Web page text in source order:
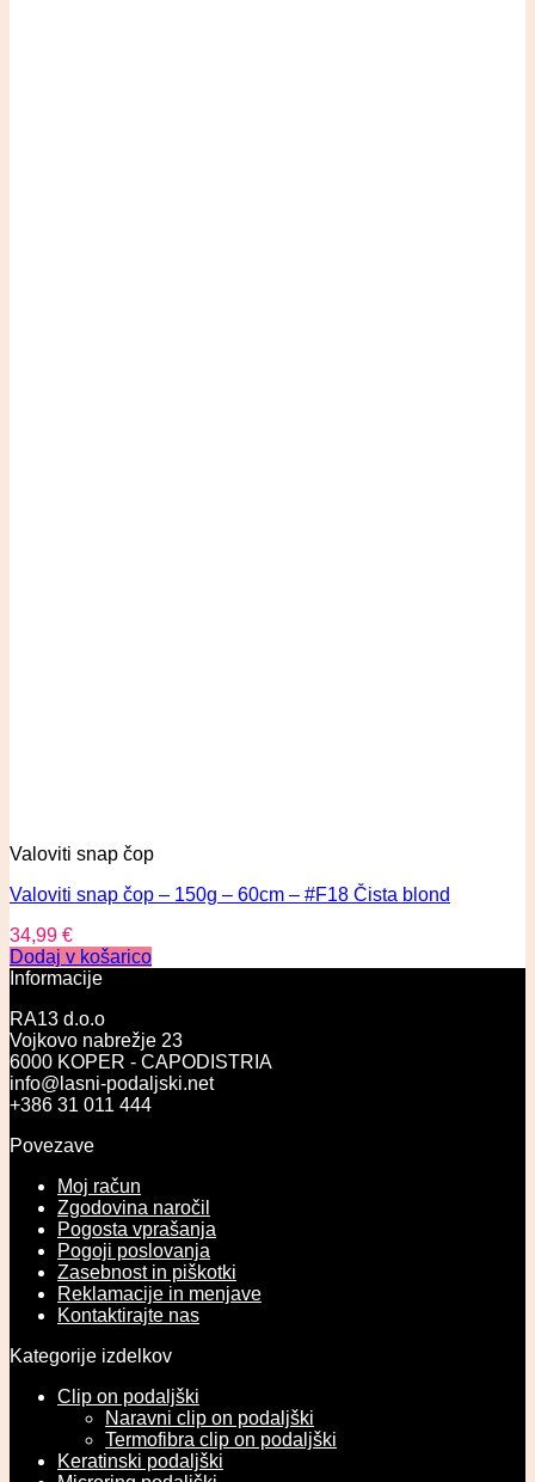
Valoviti snap čop
Valoviti snap čop – 150g – 60cm – #F18 Čista blond
34,99 €
Dodaj v košarico
Informacije
RA13 d.o.o
Vojkovo nabrežje 23
6000 KOPER - CAPODISTRIA
info@lasni-podaljski.net
+386 31 011 444
Povezave
Moj račun
Zgodovina naročil
Pogosta vprašanja
Pogoji poslovanja
Zasebnost in piškotki
Reklamacije in menjave
Kontaktirajte nas
Kategorije izdelkov
Clip on podaljški
Naravni clip on podaljški
Termofibra clip on podaljški
Keratinski podaljški